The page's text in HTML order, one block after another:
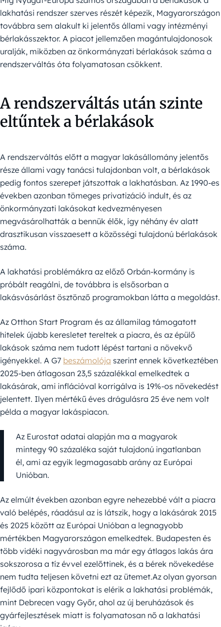
lakhatási rendszer szerves részét képezik, Magyarországon
továbbra sem alakult ki jelentős állami vagy intézményi
bérlakásszektor. A piacot jellemzően magántulajdonosok
uralják, miközben az önkormányzati bérlakások száma a
rendszerváltás óta folyamatosan csökkent.
A rendszerváltás után szinte
eltűntek a bérlakások
A rendszerváltás előtt a magyar lakásállomány jelentős
része állami vagy tanácsi tulajdonban volt, a bérlakások
pedig fontos szerepet játszottak a lakhatásban. Az 1990-es
években azonban tömeges privatizáció indult, és az
önkormányzati lakásokat kedvezményesen
megvásárolhatták a bennük élők, így néhány év alatt
drasztikusan visszaesett a közösségi tulajdonú bérlakások
száma.
A lakhatási problémákra az előző Orbán-kormány is
próbált reagálni, de továbbra is elsősorban a
lakásvásárlást ösztönző programokban látta a megoldást.
Az Otthon Start Program és az államilag támogatott
hitelek újabb keresletet tereltek a piacra, és az épülő
lakások száma nem tudott lépést tartani a növekvő
igényekkel. A G7 beszámolója szerint ennek következtében
2025-ben átlagosan 23,5 százalékkal emelkedtek a
lakásárak, ami inflációval korrigálva is 19%-os növekedést
jelentett. Ilyen mértékű éves drágulásra 25 éve nem volt
példa a magyar lakáspiacon.
Az Eurostat adatai alapján ma a magyarok
mintegy 90 százaléka saját tulajdonú ingatlanban
él, ami az egyik legmagasabb arány az Európai
Unióban.
Az elmúlt években azonban egyre nehezebbé vált a piacra
való belépés, ráadásul az is látszik, hogy a lakásárak 2015
és 2025 között az Európai Unióban a legnagyobb
mértékben Magyarországon emelkedtek. Budapesten és
több vidéki nagyvárosban ma már egy átlagos lakás ára
sokszorosa a tíz évvel ezelőttinek, és a bérek növekedése
nem tudta teljesen követni ezt az ütemet.Az olyan gyorsan
fejlődő ipari központokat is elérik a lakhatási problémák,
mint Debrecen vagy Győr, ahol az új beruházások és
gyárfejlesztések miatt is folyamatosan nő a lakhatási